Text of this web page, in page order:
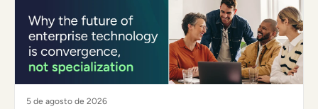
5 de agosto de 2026